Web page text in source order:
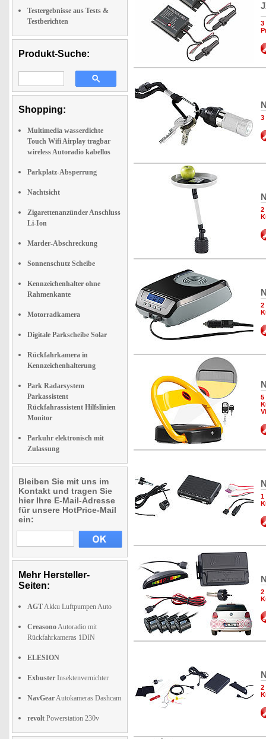
Testergebnisse aus Tests &
Testberichten
Produkt-Suche:
Shopping:
Multimedia wasserdichte
Touch Wifi Airplay tragbar
wireless Autoradio kabellos
Parkplatz-Absperrung
Nachtsicht
Zigarettenanzünder Anschluss
Li-Ion
Marder-Abschreckung
Sonnenschutz Scheibe
Kennzeichenhalter ohne
Rahmenkante
Motorradkamera
Digitale Parkscheibe Solar
Rückfahrkamera in
Kennzeichenhalterung
Park Radarsystem
Parkassistent
Rückfahrassistent Hilfslinien
Monitor
Parkuhr elektronisch mit
Zulassung
Bleiben Sie mit uns im
Kontakt und tragen Sie
hier Ihre E-Mail-Adresse
für unsere HotPrice-Mail
ein:
Mehr Hersteller-
Seiten:
AGTAkku Luftpumpen Auto
CreasonoAutoradio mit
Rückfahrkameras 1DIN
ELESION
Exbuster Insektenvernichter
NavGearAutokameras Dashcam
revolt Powerstation 230v
3
3
2
2
5
1
2
2